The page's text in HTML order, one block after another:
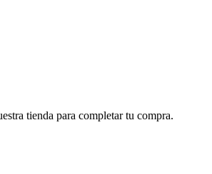
tienda para completar tu compra.